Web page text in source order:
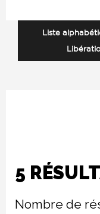
Liste
5
Nombre de